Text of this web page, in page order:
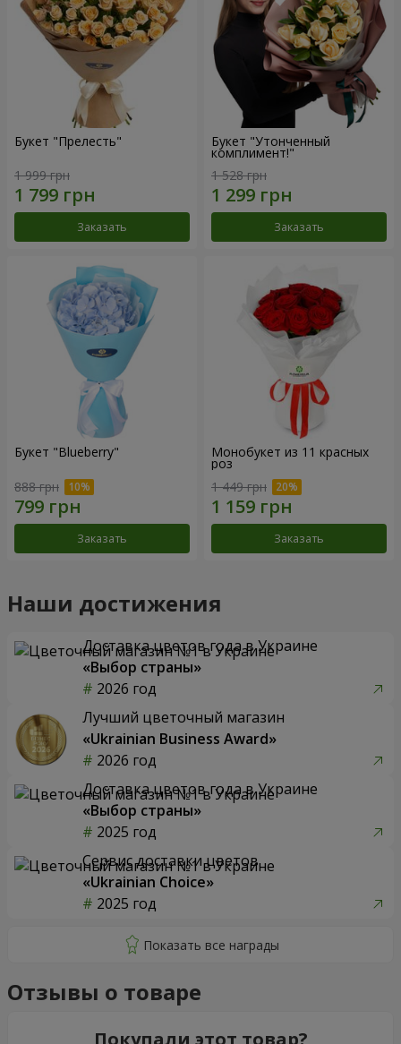
Букет "Прелесть"
1 999 грн
Заказать
Букет "Утонченный
комплимент!"
1 528 грн
Заказать
Букет "Blueberry"
888 грн
Заказать
Монобукет из 11 красных
роз
1 449 грн
Заказать
Наши достижения
Доставка цветов года в Украине
«Выбор страны»
2026 год
Лучший цветочный магазин
«Ukrainian Business Award»
2026 год
Доставка цветов года в Украине
«Выбор страны»
2025 год
Сервис доставки цветов
«Ukrainian Choice»
2025 год
Отзывы о товаре
Покупали этот товар?